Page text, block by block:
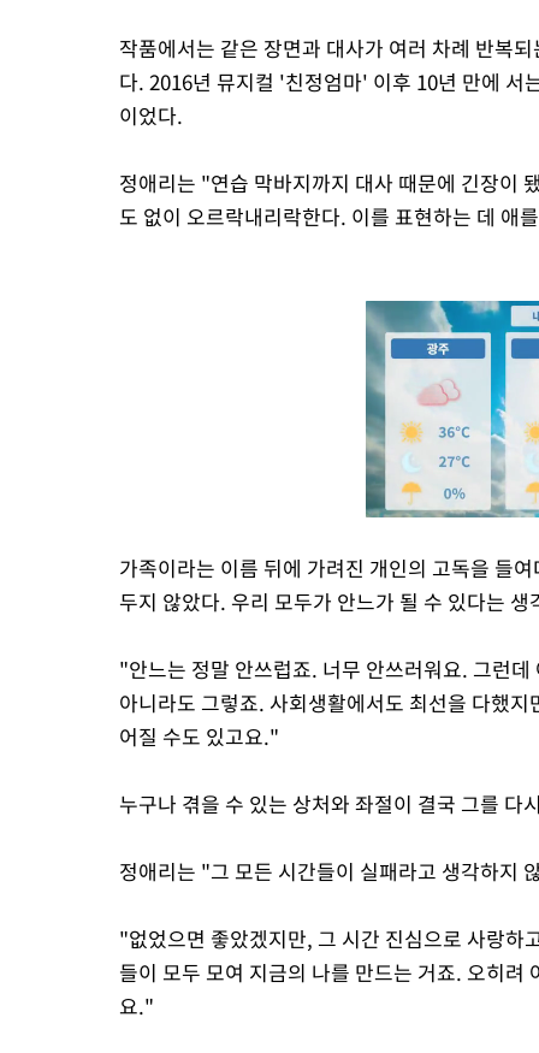
작품에서는 같은 장면과 대사가 여러 차례 반복
다. 2016년 뮤지컬 '친정엄마' 이후 10년 만에 서
이었다.
정애리는 "연습 막바지까지 대사 때문에 긴장이
도 없이 오르락내리락한다. 이를 표현하는 데 애
가족이라는 이름 뒤에 가려진 개인의 고독을 들
두지 않았다. 우리 모두가 안느가 될 수 있다는 생
"안느는 정말 안쓰럽죠. 너무 안쓰러워요. 그런
아니라도 그렇죠. 사회생활에서도 최선을 다했
어질 수도 있고요."
누구나 겪을 수 있는 상처와 좌절이 결국 그를 다
정애리는 "그 모든 시간들이 실패라고 생각하지
"없었으면 좋았겠지만, 그 시간 진심으로 사랑하
들이 모두 모여 지금의 나를 만드는 거죠. 오히
요."